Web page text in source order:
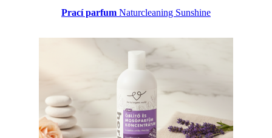
Prací parfum Naturcleaning Sunshine